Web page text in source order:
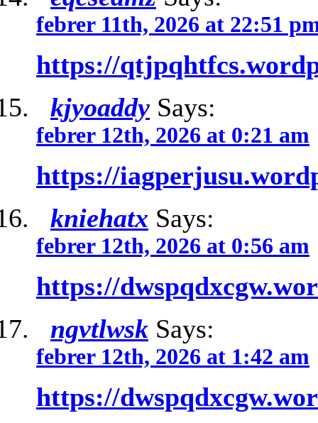
febrer 11th, 2026 at 22:51
https://
kjyoaddy Says:
febrer 12th, 2026 at 0:21 am
https://
kniehatx Says:
febrer 12th, 2026 at 0:56 am
https://
ngvtlwsk Says:
febrer 12th, 2026 at 1:42 am
https://